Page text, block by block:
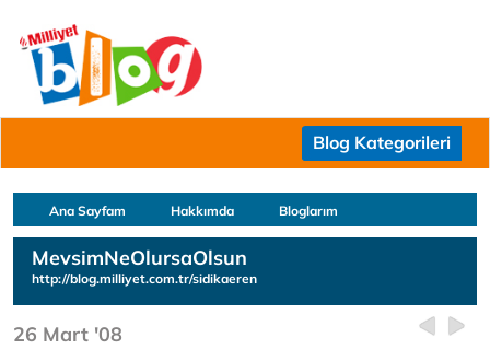
Blog Kategorileri
Ana Sayfam Hakkımda Bloglarım
MevsimNeOlursaOlsun
http://blog.milliyet.com.tr/sidikaeren
26 Mart '08